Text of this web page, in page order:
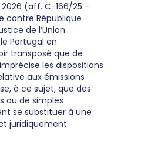
(aff. C-166/25 –
contre République
de l’Union
Portugal en
transposé que de
les dispositions
aux émissions
à ce sujet, que des
ou de simples
se substituer à une
juridiquement